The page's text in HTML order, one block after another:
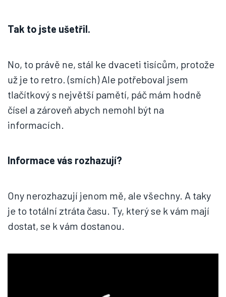
Tak to jste ušetřil.
No, to právě ne, stál ke dvaceti tisícům, protože
už je to retro. (smích) Ale potřeboval jsem
tlačítkový s největší pamětí, páč mám hodně
čísel a zároveň abych nemohl být na
informacích.
Informace vás rozhazují?
Ony nerozhazují jenom mě, ale všechny. A taky
je to totální ztráta času. Ty, který se k vám mají
dostat, se k vám dostanou.